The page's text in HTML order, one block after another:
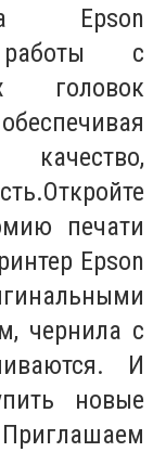
Epson
с
головок
Откройте
печати
Epson
чернила с
И
новые